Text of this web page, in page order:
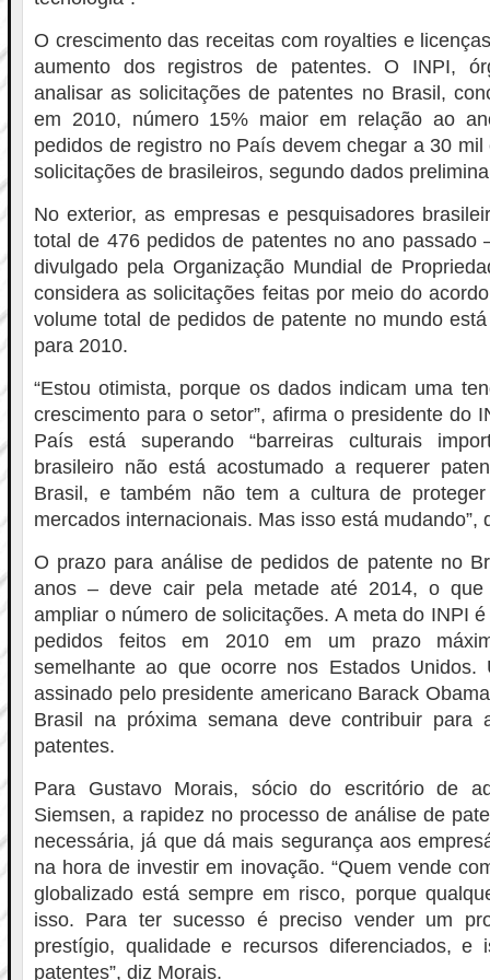
O crescimento das receitas com royalties e
aumento dos registros de patentes. O INPI,
analisar as solicitações de patentes no Brasil,
em 2010, número 15% maior em relação ao
pedidos de registro no País devem chegar a 30
solicitações de brasileiros, segundo dados
No exterior, as empresas e pesquisadores
total de 476 pedidos de patentes no ano passado
divulgado pela Organização Mundial de
considera as solicitações feitas por meio do
volume total de pedidos de patente no mundo
para 2010.
“Estou otimista, porque os dados indicam uma
crescimento para o setor”, afirma o presidente do
País está superando “barreiras culturais
brasileiro não está acostumado a requerer
Brasil, e também não tem a cultura de
mercados internacionais. Mas isso está mudando”,
O prazo para análise de pedidos de patente no
anos – deve cair pela metade até 2014, o que
ampliar o número de solicitações. A meta do INPI
pedidos feitos em 2010 em um prazo
semelhante ao que ocorre nos Estados Unidos.
assinado pelo presidente americano Barack
Brasil na próxima semana deve contribuir para
patentes.
Para Gustavo Morais, sócio do escritório de
Siemsen, a rapidez no processo de análise de
necessária, já que dá mais segurança aos
na hora de investir em inovação. “Quem vende
globalizado está sempre em risco, porque
isso. Para ter sucesso é preciso vender um
prestígio, qualidade e recursos diferenciados, e
patentes”, diz Morais.